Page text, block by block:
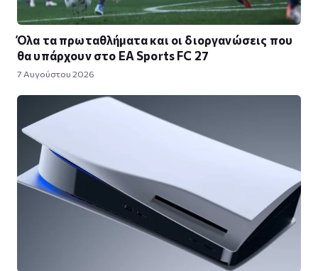
Όλα τα πρωταθλήματα και οι διοργανώσεις που
θα υπάρχουν στο EA Sports FC 27
7 Αυγούστου 2026